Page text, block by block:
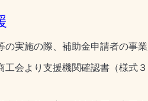
の実施の際、補助金申請者の事
会より支援機関確認書（様式３